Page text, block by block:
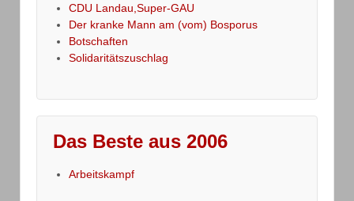
CDU Landau,Super-GAU
Der kranke Mann am (vom) Bosporus
Botschaften
Solidaritätszuschlag
Das Beste aus 2006
Arbeitskampf